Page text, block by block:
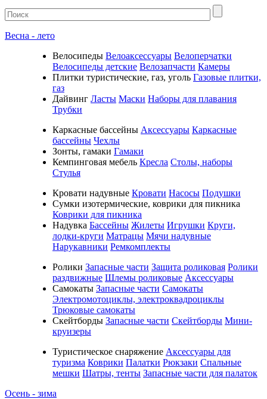
Весна - лето
Велосипеды Велоаксессуары Велоперчатки
Велосипеды детские Велозапчасти Камеры
Плитки туристические, газ, уголь Газовые плитки,
газ
Дайвинг Ласты Маски Наборы для плавания
Трубки
Каркасные бассейны Аксессуары Каркасные
бассейны Чехлы
Зонты, гамаки Гамаки
Кемпинговая мебель Кресла Столы, наборы
Стулья
Кровати надувные Кровати Насосы Подушки
Cумки изотермические, коврики для пикника
Коврики для пикника
Надувка Бассейны Жилеты Игрушки Круги,
лодки-круги Матрацы Мячи надувные
Нарукавники Ремкомплекты
Ролики Запасные части Защита роликовая Ролики
раздвижные Шлемы роликовые Аксессуары
Самокаты Запасные части Самокаты
Электромотоциклы, электроквадроциклы
Трюковые самокаты
Скейтборды Запасные части Скейтборды Мини-
круизеры
Туристическое снаряжение Аксессуары для
туризма Коврики Палатки Рюкзаки Спальные
мешки Шатры, тенты Запасные части для палаток
Осень - зима